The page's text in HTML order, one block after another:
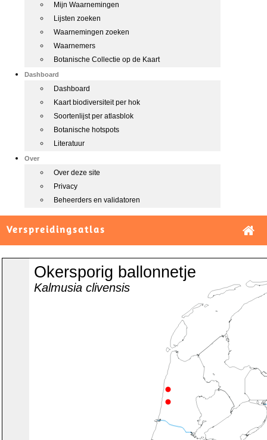
Mijn Waarnemingen
Lijsten zoeken
Waarnemingen zoeken
Waarnemers
Botanische Collectie op de Kaart
Dashboard
Dashboard
Kaart biodiversiteit per hok
Soortenlijst per atlasblok
Botanische hotspots
Literatuur
Over
Over deze site
Privacy
Beheerders en validatoren
Verspreidingsatlas